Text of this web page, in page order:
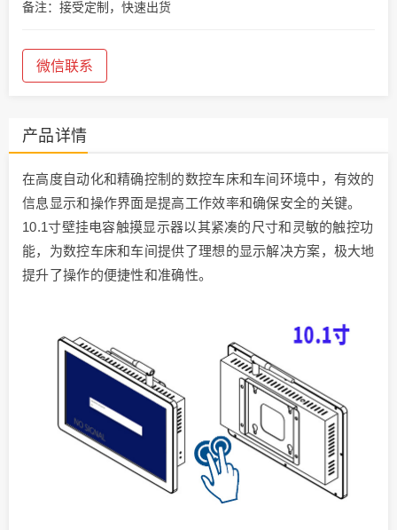
备注：接受定制，快速出货
微信联系
产品详情
在高度自动化和精确控制的数控车床和车间环境中，有效的
信息显示和操作界面是提高工作效率和确保安全的关键。
10.1寸壁挂电容触摸显示器以其紧凑的尺寸和灵敏的触控功
能，为数控车床和车间提供了理想的显示解决方案，极大地
提升了操作的便捷性和准确性。